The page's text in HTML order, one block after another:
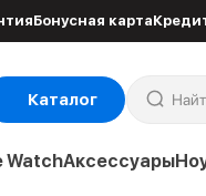
Бонусная карта
Каталог
WatchАксессуары